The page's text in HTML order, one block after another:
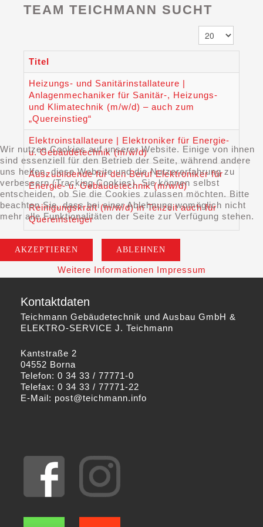
TEAM TEICHMANN SUCHT
Anzeige #
Titel
Heizungs- und Sanitärinstallateure |
Anlagenmechaniker für Sanitär-, Heizungs-
und Klimatechnik (m/w/d) – auch zum
„Quereinstieg“
Elektroinstallateure | Elektroniker für Energie-
u. Gebäudetechnik (m/w/d)
Auszubildende für den Beruf Elektroniker für
Energie- u. Gebäudetechnik (m/w/d)
Reinigungskraft (m/w/d) in Teilzeit auch für
Quereinsteiger
Kontaktdaten
Teichmann Gebäudetechnik und Ausbau GmbH &
ELEKTRO-SERVICE J. Teichmann
Kantstraße 2
04552 Borna
Telefon: 0 34 33 / 77771-0
Telefax: 0 34 33 / 77771-22
E-Mail: post@teichmann.info
Wir nutzen Cookies auf unserer Website. Einige von ihnen
sind essenziell für den Betrieb der Seite, während andere
uns helfen, diese Website und die Nutzererfahrung zu
verbessern (Tracking Cookies). Sie können selbst
entscheiden, ob Sie die Cookies zulassen möchten. Bitte
beachten Sie, dass bei einer Ablehnung womöglich nicht
mehr alle Funktionalitäten der Seite zur Verfügung stehen.
AKZEPTIEREN ABLEHNEN
Weitere Informationen Impressum